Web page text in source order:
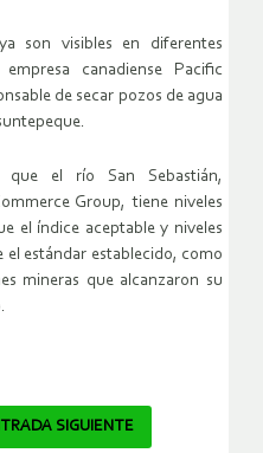
son visibles en diferentes
canadiense Pacific
de secar pozos de agua
el río San Sebastián,
Group, tiene niveles
el índice aceptable y niveles
el estándar establecido, como
mineras que alcanzaron su
SIGUIENTE